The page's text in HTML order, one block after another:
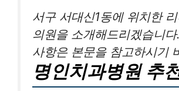
서구 서대신1동에 위치한
의원을 소개해드리겠습니
사항은 본문을 참고하시기
명인치과병원 추